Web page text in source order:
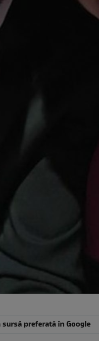
preferată în Google